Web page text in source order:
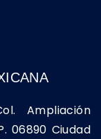
Ampliación
06890 Ciudad